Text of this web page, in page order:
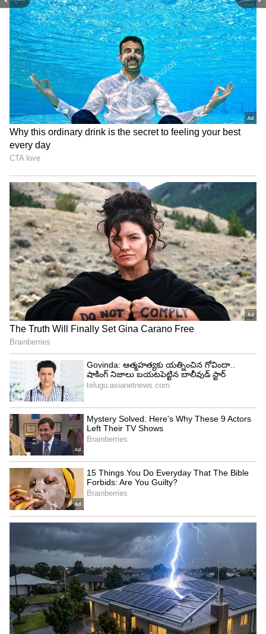
స్థానాలు, 1, 5, 9వ స్థానాలు త్రికోణ స్థానాలు. ఈ స్థానాలకు
సంబంధించిన గ్రహాలు ఒకదానికొకటి దృష్టి సంబంధం కలిగి
ఉన్నప్పుడు లేదా రాశి మారినప్పుడు కేంద్ర త్రికోణ
రాజయోగం ఏర్పడుతుంది. ఇది చాలా శుభప్రదంగా
పరిగణించబడుతుంది. ఈ సమయంలో ఏ రాశుల వారికి
లాభాలు కలుగుతాయో చూద్దాం.
3
7
మేష రాశి
మేష రాశి: కేంద్ర త్రికోణ రాజయోగం మేష రాశి వారికి మేలు
చేస్తుంది. ఆదాయం పెరుగుతుంది. కొత్త ఆదాయ మార్గాలు
అందుబాటులోకి వస్తాయి. ఆలోచనల్ని సానుకూలంగా
ఉంచుకోవడానికి ప్రయత్నించండి.